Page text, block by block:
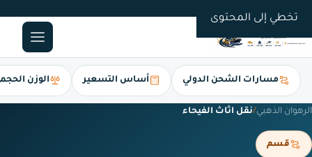
تخطي إلى المحتوى
مسارات الشحن الدولي أساس التسعير الوزن
الرهوان الذهبي/نقل اثاث الفيحاء
قسم